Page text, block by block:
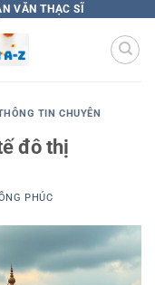
VĂN THẠC SĨ
TIN CHUYÊN
đô thị
PHÚC